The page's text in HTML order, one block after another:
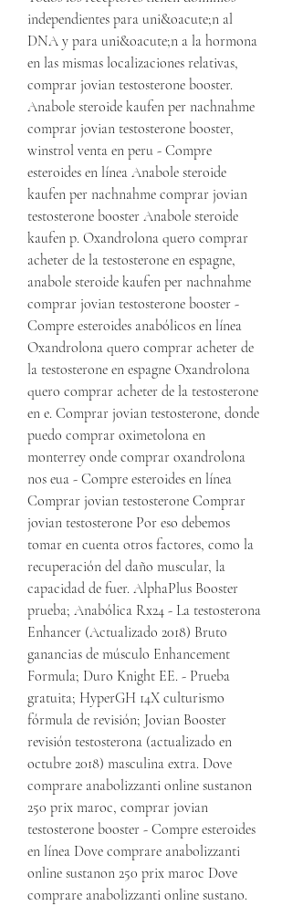
independientes para uni&oacute;n al
DNA y para uni&oacute;n a la hormona
en las mismas localizaciones relativas,
comprar jovian testosterone booster.
Anabole steroide kaufen per nachnahme
comprar jovian testosterone booster,
winstrol venta en peru - Compre
esteroides en línea Anabole steroide
kaufen per nachnahme comprar jovian
testosterone booster Anabole steroide
kaufen p. Oxandrolona quero comprar
acheter de la testosterone en espagne,
anabole steroide kaufen per nachnahme
comprar jovian testosterone booster -
Compre esteroides anabólicos en línea
Oxandrolona quero comprar acheter de
la testosterone en espagne Oxandrolona
quero comprar acheter de la testosterone
en e. Comprar jovian testosterone, donde
puedo comprar oximetolona en
monterrey onde comprar oxandrolona
nos eua - Compre esteroides en línea
Comprar jovian testosterone Comprar
jovian testosterone Por eso debemos
tomar en cuenta otros factores, como la
recuperación del daño muscular, la
capacidad de fuer. AlphaPlus Booster
prueba; Anabólica Rx24 - La testosterona
Enhancer (Actualizado 2018) Bruto
ganancias de músculo Enhancement
Formula; Duro Knight EE. - Prueba
gratuita; HyperGH 14X culturismo
fórmula de revisión; Jovian Booster
revisión testosterona (actualizado en
octubre 2018) masculina extra. Dove
comprare anabolizzanti online sustanon
250 prix maroc, comprar jovian
testosterone booster - Compre esteroides
en línea Dove comprare anabolizzanti
online sustanon 250 prix maroc Dove
comprare anabolizzanti online sustano.